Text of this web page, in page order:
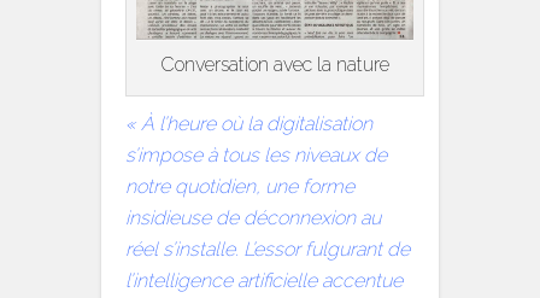
Conversation avec la nature
« À l’heure où la digitalisation
s’impose à tous les niveaux de
notre quotidien, une forme
insidieuse de déconnexion au
réel s’installe. L’essor fulgurant de
l’intelligence artificielle accentue